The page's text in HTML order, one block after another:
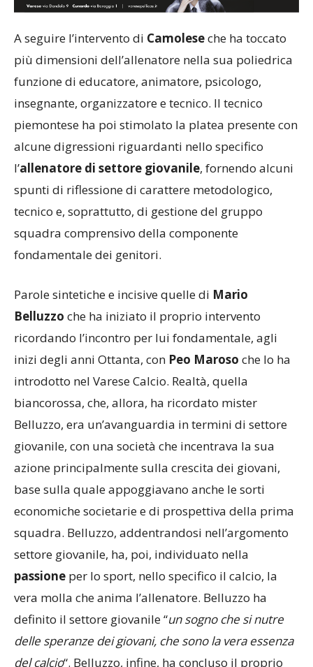
A seguire l’intervento diCamoleseche ha toccato
più dimensioni dell’allenatore nella sua poliedrica
funzione di educatore, animatore, psicologo,
insegnante, organizzatore e tecnico. Il tecnico
piemontese ha poi stimolato la platea presente con
alcune digressioni riguardanti nello specifico
l’allenatore di settore giovanile, fornendo alcuni
spunti di riflessione di carattere metodologico,
tecnico e, soprattutto, di gestione del gruppo
squadra comprensivo della componente
Parole sintetiche e incisive quelle diMario
Belluzzoche ha iniziato il proprio intervento
ricordando l’incontro per lui fondamentale, agli
inizi degli anni Ottanta, con Peo Marosoche lo ha
introdotto nel Varese Calcio. Realtà, quella
biancorossa, che, allora, ha ricordato mister
Belluzzo, era un’avanguardia in termini di settore
giovanile, con una società che incentrava la sua
azione principalmente sulla crescita dei giovani,
base sulla quale appoggiavano anche le sorti
economiche societarie e di prospettiva della prima
squadra. Belluzzo, addentrandosi nell’argomento
settore giovanile, ha, poi, individuato nella
passioneper lo sport, nello specifico il calcio, la
vera molla che anima l’allenatore. Belluzzo ha
definito il settore giovanile “un sogno che si nutre